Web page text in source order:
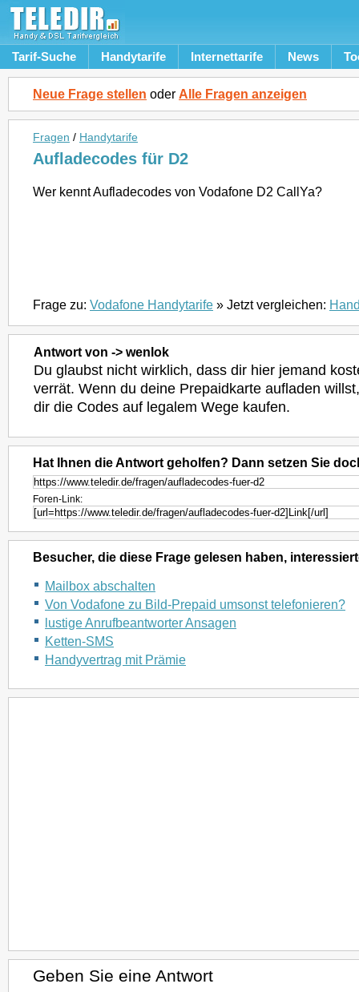
Tarif-Suche Handytarife Internettarife News
Neue Frage stellen oder Alle Fragen anzeigen
Fragen / Handytarife
Aufladecodes für D2
Wer kennt Aufladecodes von Vodafone D2 CallYa?
Frage zu: Vodafone Handytarife » Jetzt vergleichen:
Antwort von -> wenlok
Du glaubst nicht wirklich, dass dir hier jemand
verrät. Wenn du deine Prepaidkarte aufladen
dir die Codes auf legalem Wege kaufen.
Hat Ihnen die Antwort geholfen? Dann setzen Sie
Foren-Link:
Besucher, die diese Frage gelesen haben,
Mailbox abschalten
Von Vodafone zu Bild-Prepaid umsonst telefonieren?
lustige Anrufbeantworter Ansagen
Ketten-SMS
Handyvertrag mit Prämie
Geben Sie eine Antwort